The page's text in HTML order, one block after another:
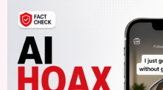
API
Bedingungen
Blog